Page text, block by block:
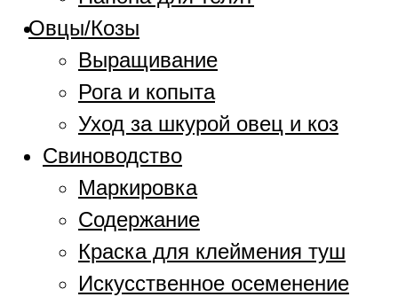
Овцы/Козы
Выращивание
Рога и копыта
Уход за шкурой овец и коз
Свиноводство
Маркировка
Содержание
Краска для клеймения туш
Искусственное осеменение